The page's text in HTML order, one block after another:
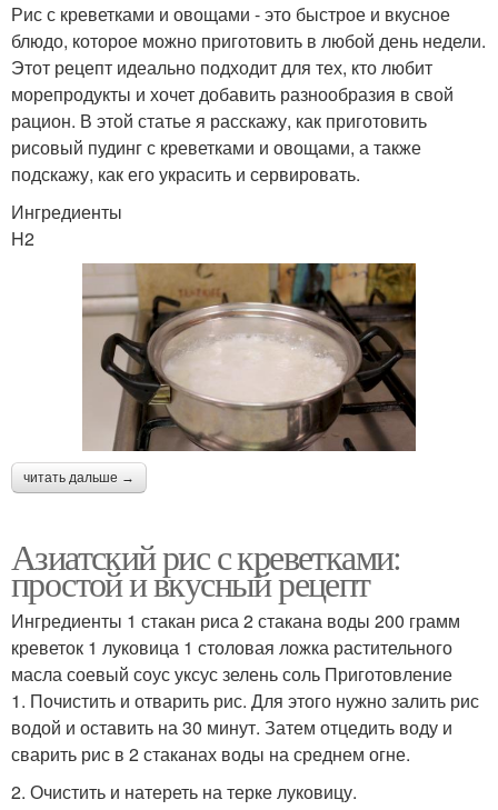
Рис с креветками и овощами - это быстрое и вкусное
блюдо, которое можно приготовить в любой день недели.
Этот рецепт идеально подходит для тех, кто любит
морепродукты и хочет добавить разнообразия в свой
рацион. В этой статье я расскажу, как приготовить
рисовый пудинг с креветками и овощами, а также
подскажу, как его украсить и сервировать.
Ингредиенты
H2
читать дальше →
Азиатский рис с креветками:
простой и вкусный рецепт
Ингредиенты 1 стакан риса 2 стакана воды 200 грамм
креветок 1 луковица 1 столовая ложка растительного
масла соевый соус уксус зелень соль Приготовление
1. Почистить и отварить рис. Для этого нужно залить рис
водой и оставить на 30 минут. Затем отцедить воду и
сварить рис в 2 стаканах воды на среднем огне.
2. Очистить и натереть на терке луковицу.